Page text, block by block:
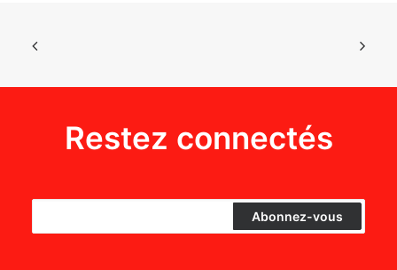
Restez connectés